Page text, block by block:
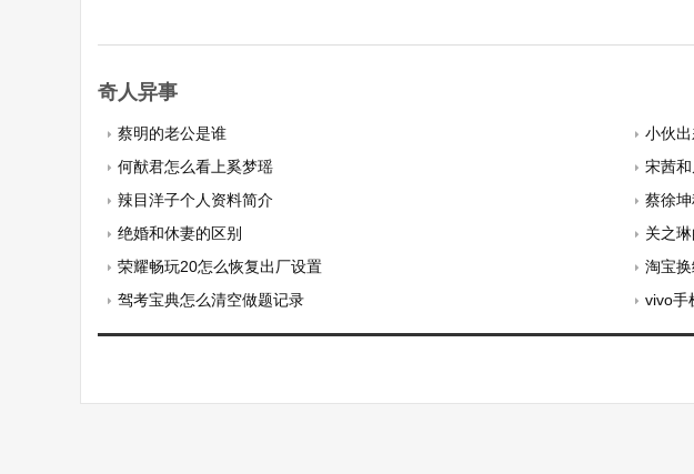
奇人异事
蔡明的老公是谁
小伙
何猷君怎么看上奚梦瑶
宋茜
辣目洋子个人资料简介
蔡徐
绝婚和休妻的区别
关之
荣耀畅玩20怎么恢复出厂设置
淘宝
驾考宝典怎么清空做题记录
vivo手